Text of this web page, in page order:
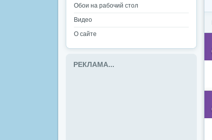
Обои на рабочий стол
Видео
О сайте
РЕКЛАМА...